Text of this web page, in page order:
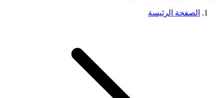
الصفحة الرئيسة